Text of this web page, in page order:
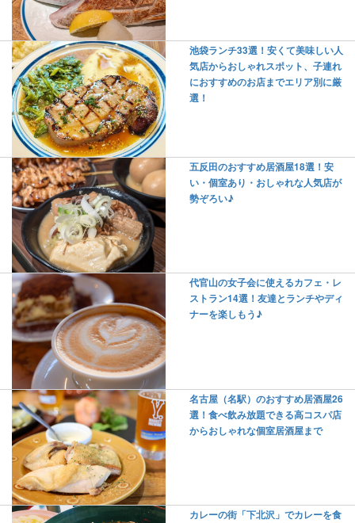
池袋ランチ33選！安くて美味しい人
気店からおしゃれスポット、子連れ
におすすめのお店までエリア別に厳
選！
五反田のおすすめ居酒屋18選！安
い・個室あり・おしゃれな人気店が
勢ぞろい♪
代官山の女子会に使えるカフェ・レ
ストラン14選！友達とランチやディ
ナーを楽しもう♪
名古屋（名駅）のおすすめ居酒屋26
選！食べ飲み放題できる高コスパ店
からおしゃれな個室居酒屋まで
カレーの街「下北沢」でカレーを食